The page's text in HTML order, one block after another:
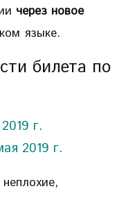
через новое
языке.
билета по
г.
2019 г.